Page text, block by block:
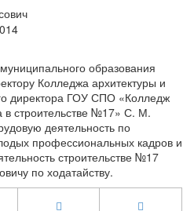
образования
Колледжа архитектуры и
директора ГОУ СПО «Колледж
в строительстве №17» С. М.
деятельность по
профессиональных кадров и
строительстве №17
по ходатайству.